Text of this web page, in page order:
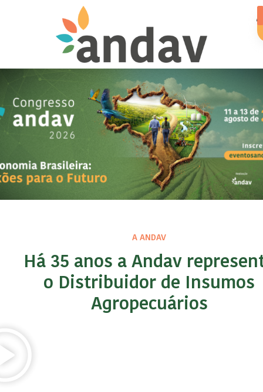
A ANDAV
Há 35 anos a Andav
o Distribuidor de Insumos
Agropecuários